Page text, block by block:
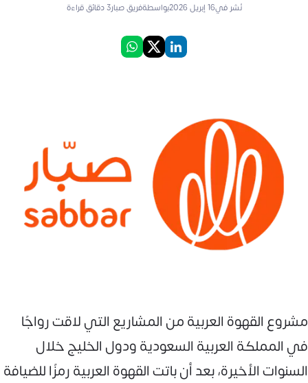
نُشر في16 إبريل 2026 بواسطةفريق صبار3دقائق قراءة
مشروع القهوة العربية من المشاريع التي لاقت رواجًا
في المملكة العربية السعودية ودول الخليج خلال
السنوات الأخيرة، بعد أن باتت القهوة العربية رمزًا للضيافة